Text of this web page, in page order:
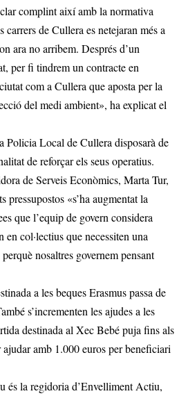
complint així amb la normativa
de Cullera es netejaran més a
ara no arribem. Després d’un
per fi tindrem un contracte en
com a Cullera que aposta per la
del medi ambient», ha explicat el
Policia Local de Cullera disposarà de
de reforçar els seus operatius.
de Serveis Econòmics, Marta Tur,
pressupostos «s’ha augmentat la
que l’equip de govern considera
col·lectius que necessiten una
nosaltres governem pensant
a les beques Erasmus passa de
s’incrementen les ajudes a les
destinada al Xec Bebé puja fins als
amb 1.000 euros per beneficiari
és la regidoria d’Envelliment Actiu,